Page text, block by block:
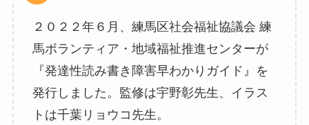
２０２２年６月、練馬区社会福祉協議会 練
馬ボランティア・地域福祉推進センターが
『発達性読み書き障害早わかりガイド』を
発行しました。監修は宇野彰先生、イラス
トは千葉リョウコ先生。